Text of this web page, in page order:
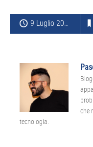
9 Luglio 2015
che
tecnologia.